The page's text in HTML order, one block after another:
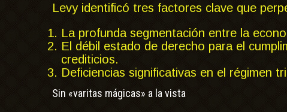
Levy identificó tres factores clave que
La profunda segmentación entre la
El débil estado de derecho para el
crediticios.
Deficiencias significativas en el régimen
Sin «varitas mágicas» a la vista